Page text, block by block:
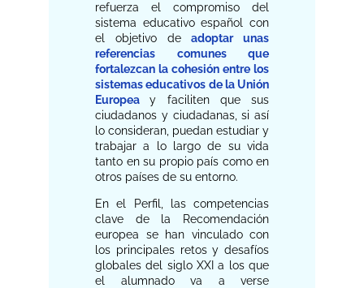
refuerza el compromiso del
sistema educativo español con
el objetivo deadoptar unas
referencias comunes que
fortalezcan la cohesión entre los
sistemas educativos de la Unión
Europeay faciliten que sus
ciudadanos y ciudadanas, si así
lo consideran, puedan estudiar y
trabajar a lo largo de su vida
tanto en su propio país como en
otros países de su entorno.
En el Perfil, las competencias
clave de la Recomendación
europea se han vinculado con
los principales retos y desafíos
globales del siglo XXI a los que
el alumnado va a verse